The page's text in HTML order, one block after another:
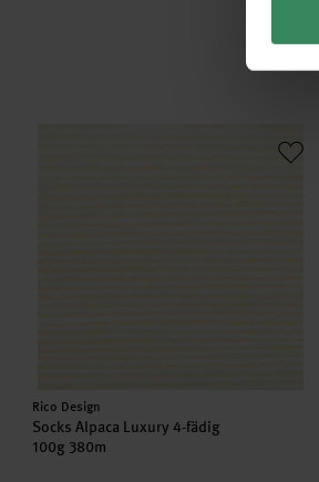
Hersteller:
Rico Design
Socks Alpaca Luxury 4-fädig
100g 380m